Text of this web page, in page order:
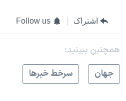
اشتراک Follow us
همچنبن ببینید:
جهان
سرخط خبرها